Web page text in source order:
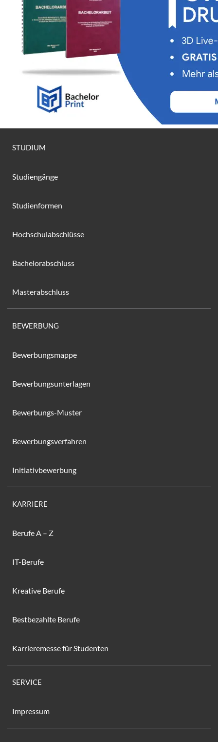
STUDIUM
Studiengänge
Studienformen
Hochschulabschlüsse
Bachelorabschluss
Masterabschluss
BEWERBUNG
Bewerbungsmappe
Bewerbungsunterlagen
Bewerbungs-Muster
Bewerbungsverfahren
Initiativbewerbung
KARRIERE
Berufe A – Z
IT-Berufe
Kreative Berufe
Bestbezahlte Berufe
Karrieremesse für Studenten
SERVICE
Impressum